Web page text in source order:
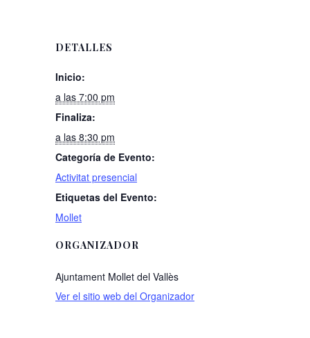
DETALLES
Inicio:
a las 7:00 pm
Finaliza:
a las 8:30 pm
Categoría de Evento:
Activitat presencial
Etiquetas del Evento:
Mollet
ORGANIZADOR
Ajuntament Mollet del Vallès
Ver el sitio web del Organizador